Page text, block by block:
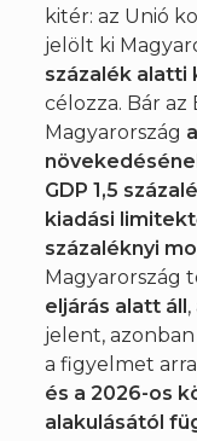
kitér: az Unió
jelölt ki
százalék alatti
célozza. Bár
Magyarország
GDP 1,5
kiadási
százaléknyi
Magyarország
eljárás alatt áll
jelent,
a figyelmet
és a 2026-os
alakulásától